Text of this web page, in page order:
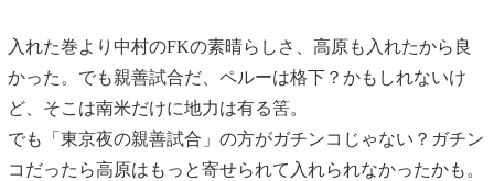
Mind
Clips
入れた巻より中村のFKの素晴らしさ、高原も入れたから良
かった。でも親善試合だ、ペルーは格下？かもしれないけ
ど、そこは南米だけに地力は有る筈。
でも「東京夜の親善試合」の方がガチンコじゃない？ガチン
コだったら高原はもっと寄せられて入れられなかったかも。